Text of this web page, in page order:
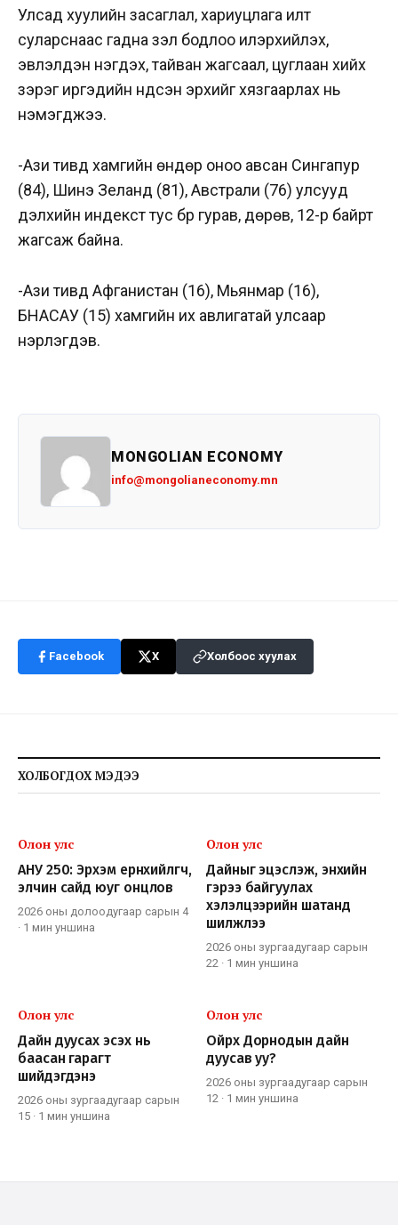
Улсад хуулийн засаглал, хариуцлага илт
суларснаас гадна үзэл бодлоо илэрхийлэх,
эвлэлдэн нэгдэх, тайван жагсаал, цуглаан хийх
зэрэг иргэдийн үндсэн эрхийг хязгаарлах нь
нэмэгджээ.
-Ази тивд хамгийн өндөр оноо авсан Сингапур
(84), Шинэ Зеланд (81), Австрали (76) улсууд
дэлхийн индекст тус бүр гурав, дөрөв, 12-р байрт
жагсаж байна.
-Ази тивд Афганистан (16), Мьянмар (16),
БНАСАУ (15) хамгийн их авлигатай улсаар
нэрлэгдэв.
MONGOLIAN ECONOMY
info@mongolianeconomy.mn
Facebook X Холбоос хуулах
ХОЛБОГДОХ МЭДЭЭ
Олон улс
АНУ 250: Эрхэм ерөнхийлөгч,
элчин сайд юуг онцлов
2026 оны долоодугаар сарын 4
· 1 мин уншина
Олон улс
Дайныг эцэслэж, энхийн
гэрээ байгуулах
хэлэлцээрийн шатанд
шилжлээ
2026 оны зургаадугаар сарын
22 · 1 мин уншина
Олон улс
Дайн дуусах эсэх нь
баасан гарагт
шийдэгдэнэ
2026 оны зургаадугаар сарын
15 · 1 мин уншина
Олон улс
Ойрх Дорнодын дайн
дуусав уу?
2026 оны зургаадугаар сарын
12 · 1 мин уншина